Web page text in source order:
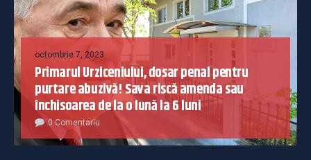
octombrie 7, 2023
Primarul Urziceniului, dosar penal pentru
purtare abuzivă! Sava riscă amenda sau
închisoarea de la o lună la 6 luni
0 Comentariu